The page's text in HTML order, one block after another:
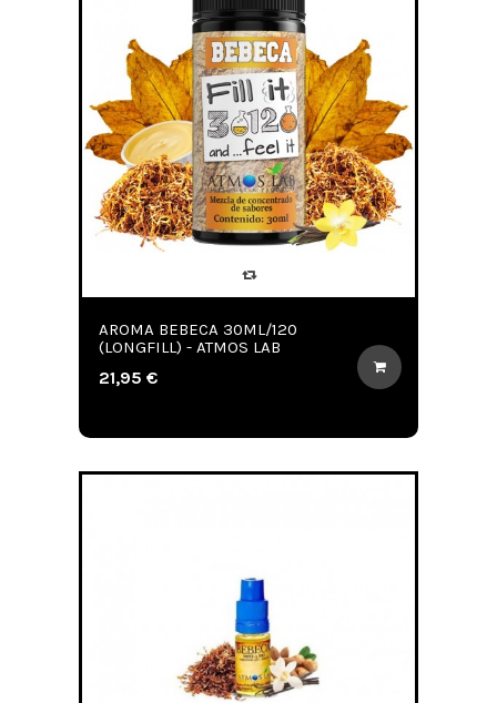
AROMA BEBECA 30ML/120
(LONGFILL) - ATMOS LAB
21,95 €